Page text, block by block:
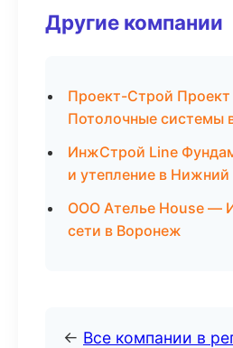
Другие компании
Проект-Строй
Потолочные системы
ИнжСтрой Line
и утепление в
ООО Ателье House —
сети в Воронеж
← Все компании в